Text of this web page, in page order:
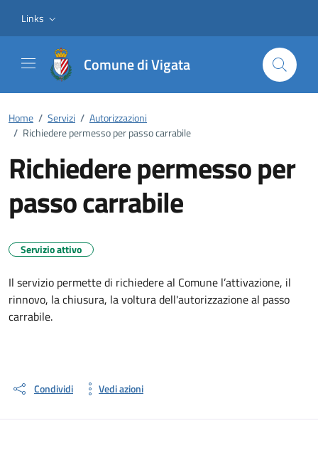
Links
Comune di Vigata
Home / Servizi / Autorizzazioni
/ Richiedere permesso per passo carrabile
Richiedere permesso per
passo carrabile
Servizio attivo
Il servizio permette di richiedere al Comune l’attivazione, il
rinnovo, la chiusura, la voltura dell'autorizzazione al passo
carrabile.
Condividi Vedi azioni